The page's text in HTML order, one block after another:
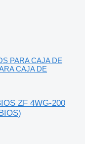
PARA CAJA DE
CAJA DE
ZF 4WG-200